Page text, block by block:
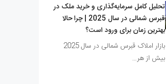
تحلیل کامل سرمایه‌گذاری و خرید ملک در
قبرس شمالی در سال 2025 | چرا حالا
بهترین زمان برای ورود است؟
بازار املاک قبرس شمالی در سال 2025
بیش از هر…